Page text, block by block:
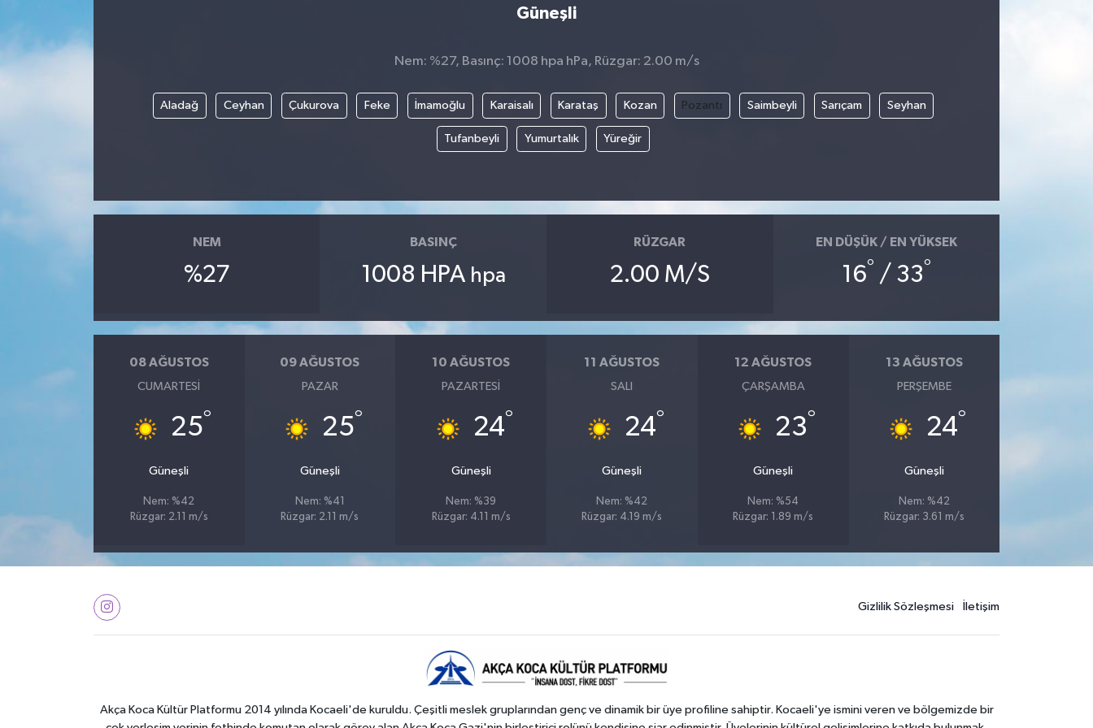
Güneşli
Nem: %27, Basınç: 1008 hpa hPa, Rüzgar: 2.00 m/s
Aladağ Ceyhan Çukurova Feke İmamoğlu Karaisalı Karataş Kozan Pozantı Saimbeyli Sarıçam Seyhan
Tufanbeyli Yumurtalık Yüreğir
NEM
%27
BASINÇ
1008 HPA hpa
RÜZGAR
2.00 M/S
EN DÜŞÜK / EN YÜKSEK
16° / 33°
08 AĞUSTOS
CUMARTESI
25°
Güneşli
Nem: %42
Rüzgar: 2.11 m/s
09 AĞUSTOS
PAZAR
25°
Güneşli
Nem: %41
Rüzgar: 2.11 m/s
10 AĞUSTOS
PAZARTESI
24°
Güneşli
Nem: %39
Rüzgar: 4.11 m/s
11 AĞUSTOS
SALI
24°
Güneşli
Nem: %42
Rüzgar: 4.19 m/s
12 AĞUSTOS
ÇARŞAMBA
23°
Güneşli
Nem: %54
Rüzgar: 1.89 m/s
13 AĞUSTOS
PERŞEMBE
24°
Güneşli
Nem: %42
Rüzgar: 3.61 m/s
Gizlilik Sözleşmesi İletişim
Akça Koca Kültür Platformu 2014 yılında Kocaeli'de kuruldu. Çeşitli meslek gruplarından genç ve dinamik bir üye profiline sahiptir. Kocaeli'ye ismini veren ve bölgemizde bir
Yönetim Kurulu